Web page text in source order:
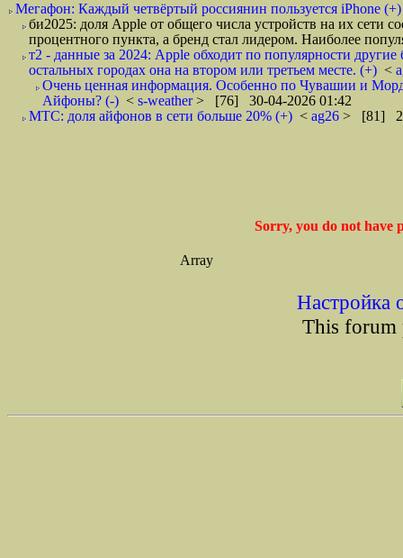
Мегафон: Каждый четвёртый россиянин пользуется iPhone (+)
би2025: доля Apple от общего числа устройств на их сети
процентного пункта, а бренд стал лидером. Наиболее
т2 - данные за 2024: Apple обходит по популярности
остальных городах она на втором или третьем месте. (+) <
Очень ценная информация. Особенно по Чувашии и
Айфоны? (-) < s-weather> [76] 30-04-2026 01:42
МТС: доля айфонов в сети больше 20% (+) < ag26 > [81]
Sorry, you do not have
Array
Настройка
This